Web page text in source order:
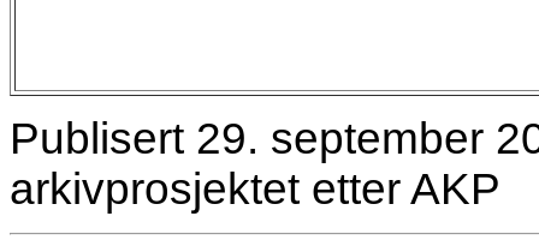
Publisert 29. september
arkivprosjektet etter AKP